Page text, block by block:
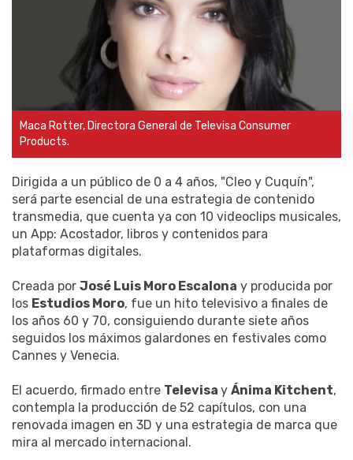
Maca Rotter, Directora General de Televisa Consumer
Products.
Dirigida a un público de 0 a 4 años, "Cleo y Cuquín",
será parte esencial de una estrategia de contenido
transmedia, que cuenta ya con 10 videoclips musicales,
un App: Acostador, libros y contenidos para
plataformas digitales.
Creada por José Luis Moro Escalona y producida por
los Estudios Moro, fue un hito televisivo a finales de
los años 60 y 70, consiguiendo durante siete años
seguidos los máximos galardones en festivales como
Cannes y Venecia.
El acuerdo, firmado entre Televisa y Ánima Kitchent,
contempla la producción de 52 capítulos, con una
renovada imagen en 3D y una estrategia de marca que
mira al mercado internacional.